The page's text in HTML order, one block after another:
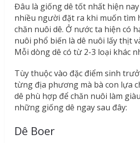
Đâu là giống dê tốt nhất hiện nay
nhiều người đặt ra khi muốn tìm
chăn nuôi dê. Ở nước ta hiện có
nuôi phổ biến là dê nuôi lấy thịt
Mỗi dòng dê có từ 2-3 loại khác
Tùy thuộc vào đặc điểm sinh
từng địa phương mà bà con lựa
dê phù hợp để chăn nuôi làm
những giống dê ngay sau đây:
Dê Boer